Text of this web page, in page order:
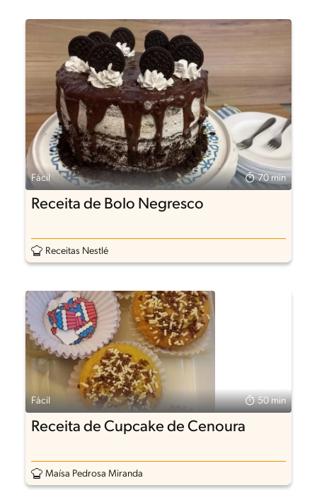
Fácil 70 min
Receita de Bolo Negresco
Receitas Nestlé
Fácil 50 min
Receita de Cupcake de Cenoura
Maísa Pedrosa Miranda